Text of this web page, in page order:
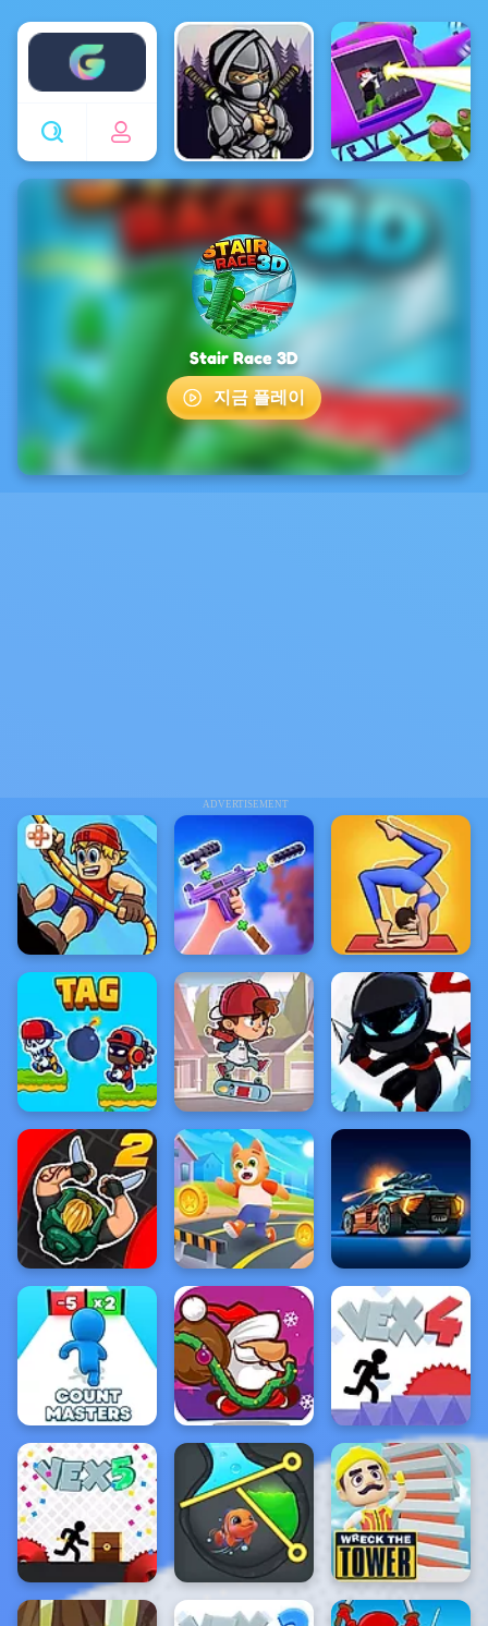
Enjoy4fun
ADVERTISEMENT
Stair Race 3D
지금 플레이